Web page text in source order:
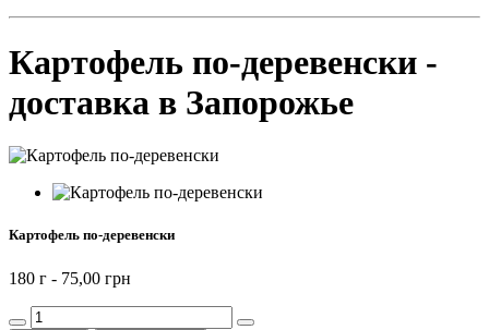
Картофель по-деревенски -
доставка в Запорожье
Картофель по-деревенски
180 г - 75,00 грн